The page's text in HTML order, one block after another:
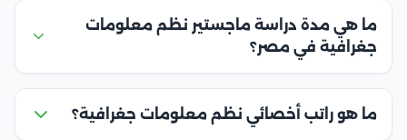
ما هي مدة دراسة ماجستير نظم معلومات
جغرافية في مصر؟
ما هو راتب أخصائي نظم معلومات جغرافية؟